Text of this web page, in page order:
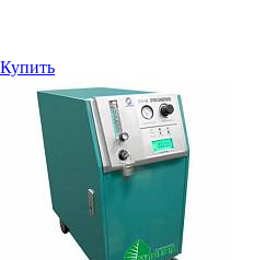
Купить